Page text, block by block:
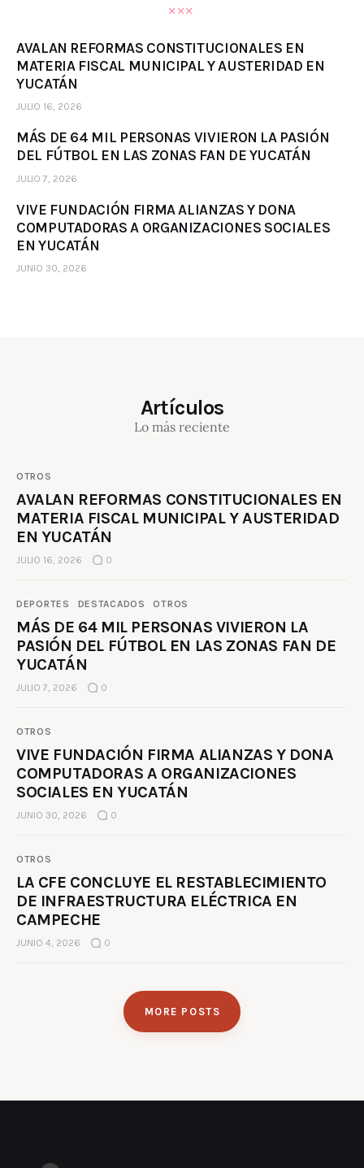
AVALAN REFORMAS CONSTITUCIONALES EN
MATERIA FISCAL MUNICIPAL Y AUSTERIDAD EN
YUCATÁN
JULIO 16, 2026
MÁS DE 64 MIL PERSONAS VIVIERON LA PASIÓN
DEL FÚTBOL EN LAS ZONAS FAN DE YUCATÁN
JULIO 7, 2026
VIVE FUNDACIÓN FIRMA ALIANZAS Y DONA
COMPUTADORAS A ORGANIZACIONES SOCIALES
EN YUCATÁN
JUNIO 30, 2026
Artículos
Lo más reciente
OTROS
AVALAN REFORMAS CONSTITUCIONALES EN
MATERIA FISCAL MUNICIPAL Y AUSTERIDAD
EN YUCATÁN
JULIO 16, 2026 0
DEPORTES DESTACADOS OTROS
MÁS DE 64 MIL PERSONAS VIVIERON LA
PASIÓN DEL FÚTBOL EN LAS ZONAS FAN DE
YUCATÁN
JULIO 7, 2026 0
OTROS
VIVE FUNDACIÓN FIRMA ALIANZAS Y DONA
COMPUTADORAS A ORGANIZACIONES
SOCIALES EN YUCATÁN
JUNIO 30, 2026 0
OTROS
LA CFE CONCLUYE EL RESTABLECIMIENTO
DE INFRAESTRUCTURA ELÉCTRICA EN
CAMPECHE
JUNIO 4, 2026 0
MORE POSTS